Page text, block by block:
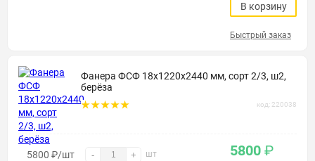
В корзину
Быстрый заказ
Фанера ФСФ 18х1220х2440 мм, сорт 2/3, ш2,
берёза
код: 220038
5800 ₽/шт - + шт 5800 ₽